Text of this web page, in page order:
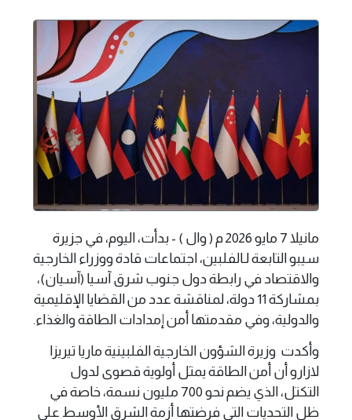
مانيلا 7 مايو 2026 م ( وال ) - بدأت، اليوم، في جزيرة
سيبو التابعة لـالفلبين، اجتماعات قادة ووزراء الخارجية
والاقتصاد في رابطة دول جنوب شرق آسيا (آسيان)،
بمشاركة 11 دولة، لمناقشة عدد من القضايا الإقليمية
والدولية، وفي مقدمتها أمن إمدادات الطاقة والغذاء.
وأكدت وزيرة الشؤون الخارجية الفلبينية ماريا تيريزا
لازارو أن أمن الطاقة يمثل أولوية قصوى لدول
التكتل، الذي يضم نحو 700 مليون نسمة، خاصة في
ظل التحديات التي فرضتها أزمة الشرق الأوسط على